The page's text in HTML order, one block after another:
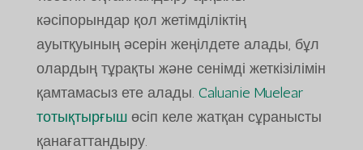
кәсіпорындар қол жетімділіктің
ауытқуының әсерін жеңілдете алады, бұл
олардың тұрақты және сенімді жеткізілімін
қамтамасыз ете алады. Caluanie Muelear
тотықтырғышөсіп келе жатқан сұранысты
қанағаттандыру.